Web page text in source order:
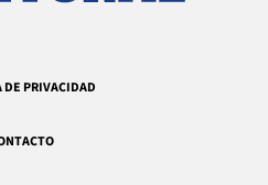
DE PRIVACIDAD